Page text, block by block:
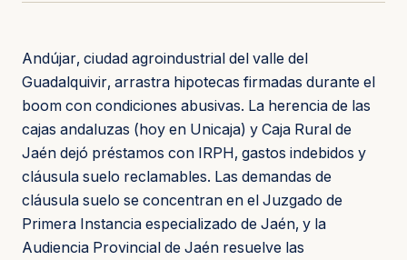
Andújar, ciudad agroindustrial del valle del
Guadalquivir, arrastra hipotecas firmadas durante el
boom con condiciones abusivas. La herencia de las
cajas andaluzas (hoy en Unicaja) y Caja Rural de
Jaén dejó préstamos con IRPH, gastos indebidos y
cláusula suelo reclamables. Las demandas de
cláusula suelo se concentran en el Juzgado de
Primera Instancia especializado de Jaén, y la
Audiencia Provincial de Jaén resuelve las